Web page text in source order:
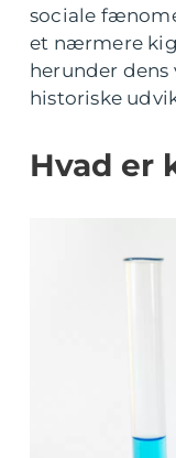
sociale
et nærmere
herunder
historiske
Hvad er